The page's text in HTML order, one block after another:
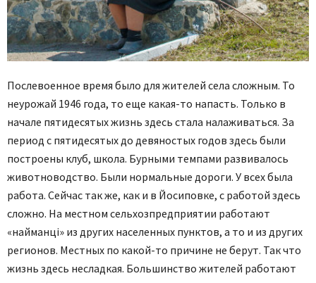
Послевоенное время было для жителей села сложным. То
неурожай 1946 года, то еще какая-то напасть. Только в
начале пятидесятых жизнь здесь стала налаживаться. За
период с пятидесятых до девяностых годов здесь были
построены клуб, школа. Бурными темпами развивалось
животноводство. Были нормальные дороги. У всех была
работа. Сейчас так же, как и в Йосиповке, с работой здесь
сложно. На местном сельхозпредприятии работают
«найманці» из других населенных пунктов, а то и из других
регионов. Местных по какой-то причине не берут. Так что
жизнь здесь несладкая. Большинство жителей работают